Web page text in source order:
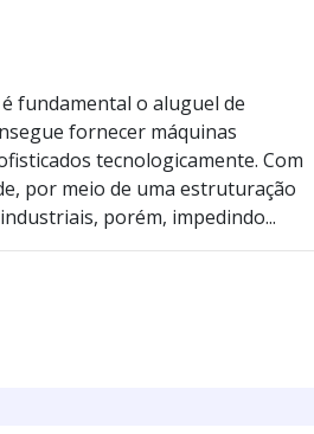
fundamental o aluguel de
fornecer máquinas
tecnologicamente. Com
por meio de uma estruturação
porém, impedindo...